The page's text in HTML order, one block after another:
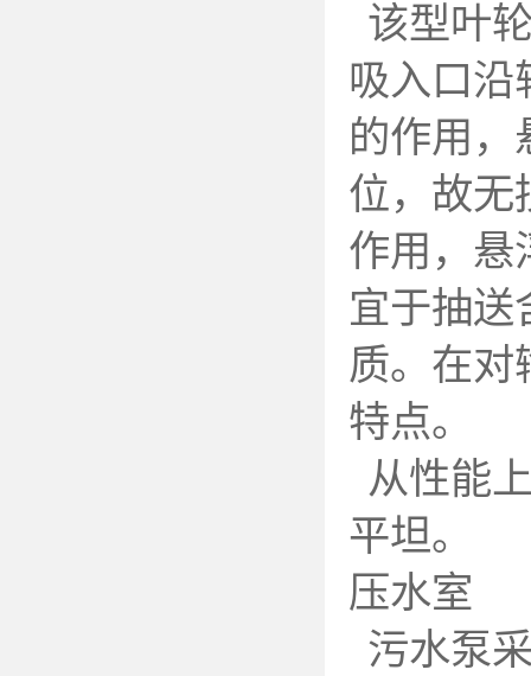
该型叶
吸入口沿
的作用，
位，故无
作用，悬
宜于抽送
质。在对
特点。
从性能
平坦。
压水室
污水泵